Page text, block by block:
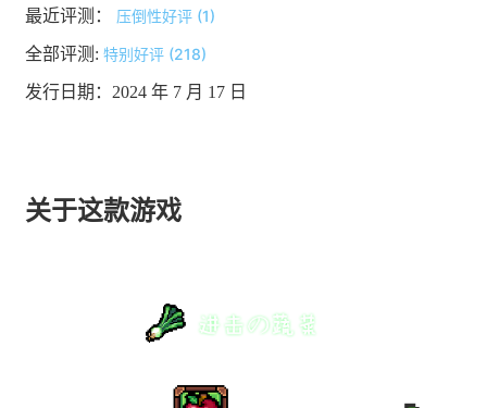
最近评测： 压倒性好评 (1)
全部评测: 特别好评 (218)
发行日期：2024 年 7 月 17 日
关于这款游戏